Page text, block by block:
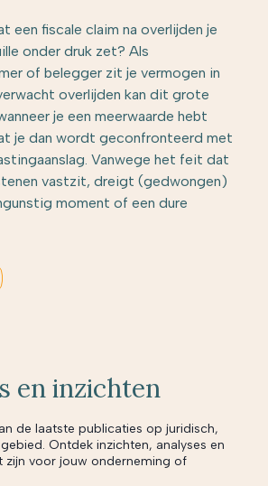
een fiscale claim na overlijden je
onder druk zet? Als
of belegger zit je vermogen in
overlijden kan dit grote
je een meerwaarde hebt
je dan wordt geconfronteerd met
Vanwege het feit dat
vastzit, dreigt (gedwongen)
moment of een dure
en inzichten
de laatste publicaties op juridisch,
Ontdek inzichten, analyses en
zijn voor jouw onderneming of